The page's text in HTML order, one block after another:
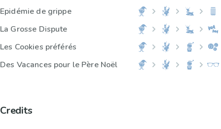
Epidémie de grippe
La Grosse Dispute
Les Cookies préférés
Des Vacances pour le Père Noël
Credits